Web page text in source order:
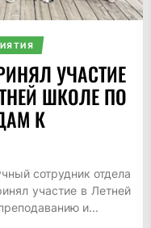
УЧАСТИЕ
ШКОЛЕ ПО
К
сотрудник отдела
участие в Летней
и...